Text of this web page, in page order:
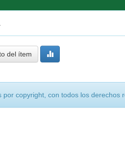
del ítem
copyright, con todos los